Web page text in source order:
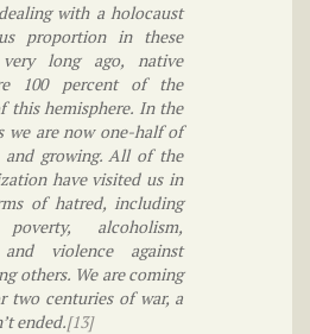
with a holocaust
proportion in these
long ago, native
100 percent of the
this hemisphere. In the
we are now one-half of
and growing. All of the
have visited us in
of hatred, including
alcoholism,
and violence against
others. We are coming
two centuries of war, a
ended.[13]